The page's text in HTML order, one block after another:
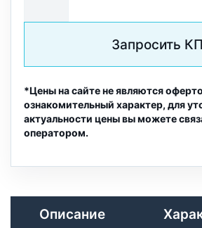
Запросить КП
*Цены на сайте не являются
ознакомительный характер, для
актуальности цены вы можете
оператором.
Описание